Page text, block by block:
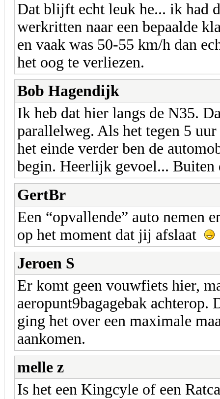
Dat blijft echt leuk he... ik had
werkritten naar een bepaalde
en vaak was 50-55 km/h dan
het oog te verliezen.
Bob Hagendijk
Ik heb dat hier langs de N35.
parallelweg. Als het tegen 5
het einde verder ben de
begin. Heerlijk gevoel... Buiten
GertBr
Een “opvallende” auto nemen
op het moment dat jij afslaat
Jeroen S
Er komt geen vouwfiets hier,
aeropunt9bagagebak achterop.
ging het over een maximale
aankomen.
melle z
Is het een Kingcyle of een